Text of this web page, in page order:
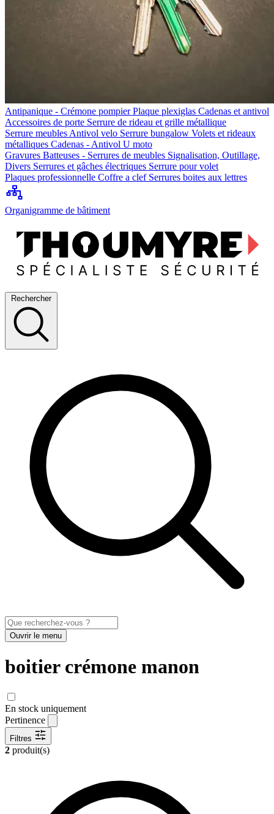
Antipanique - Crémone pompierPlaque plexiglas Cadenas et antivol
Accessoires de porte Serrure de rideau et grille métallique
Serrure meubles Antivol velo Serrure bungalow Volets et rideaux
métalliques Cadenas - Antivol U moto
Gravures Batteuses - Serrures de meubles Signalisation, Outillage,
Divers Serrures et gâches électriques Serrure pour volet
Plaques professionnelle Coffre a clef Serrures boites aux lettres
Organigramme de bâtiment
Rechercher
Ouvrir le menu
boitier crémone manon
En stock uniquement
Pertinence
Filtres
2 produit(s)